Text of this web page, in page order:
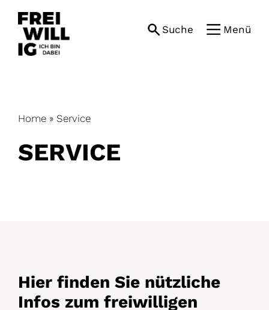
content
Suche Menü
Home » Service
SERVICE
Hier finden Sie nützliche
Infos zum freiwilligen